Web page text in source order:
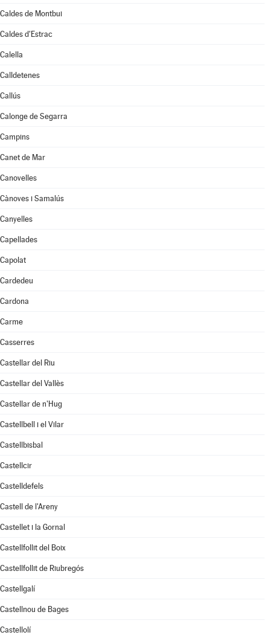
Caldes de Montbui
Caldes d'Estrac
Calella
Calldetenes
Callús
Calonge de Segarra
Campins
Canet de Mar
Canovelles
Cànoves i Samalús
Canyelles
Capellades
Capolat
Cardedeu
Cardona
Carme
Casserres
Castellar del Riu
Castellar del Vallès
Castellar de n'Hug
Castellbell i el Vilar
Castellbisbal
Castellcir
Castelldefels
Castell de l'Areny
Castellet i la Gornal
Castellfollit del Boix
Castellfollit de Riubregós
Castellgalí
Castellnou de Bages
Castellolí